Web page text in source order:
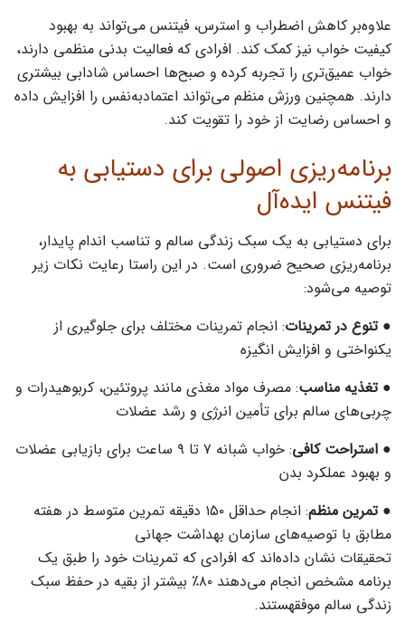
علاوه‌بر کاهش اضطراب و استرس، فیتنس می‌تواند به بهبود
کیفیت خواب نیز کمک کند. افرادی که فعالیت بدنی منظمی دارند،
خواب عمیق‌تری را تجربه کرده و صبح‌ها احساس شادابی بیشتری
دارند. همچنین ورزش منظم می‌تواند اعتمادبه‌نفس را افزایش داده
و احساس رضایت از خود را تقویت کند.
برنامه‌ریزی اصولی برای دستیابی به
فیتنس ایده‌آل
برای دستیابی به یک سبک زندگی سالم و تناسب اندام پایدار،
برنامه‌ریزی صحیح ضروری است. در این راستا رعایت نکات زیر
توصیه می‌شود:
●تنوع در تمرینات: انجام تمرینات مختلف برای جلوگیری از
یکنواختی و افزایش انگیزه
●تغذیه مناسب: مصرف مواد مغذی مانند پروتئین، کربوهیدرات و
چربی‌های سالم برای تأمین انرژی و رشد عضلات
● استراحت کافی
: خواب شبانه ۷ تا ۹ ساعت برای بازیابی عضلات
و بهبود عملکرد بدن
●تمرین منظم
: انجام حداقل ۱۵۰ دقیقه تمرین متوسط در هفته
مطابق با توصیه‌های سازمان بهداشت جهانی
تحقیقات نشان داده‌اند که افرادی که تمرینات خود را طبق یک
برنامه مشخص انجام می‌دهند ۸۰٪ بیشتر از بقیه در حفظ سبک
زندگی سالم موفقهستند.